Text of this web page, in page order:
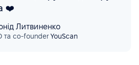
❤️
Литвиненко
та co-founderYouScan